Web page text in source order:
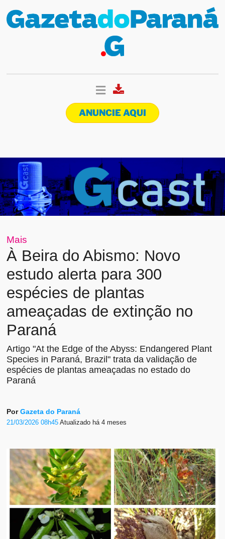
ANUNCIE AQUI
Mais
À Beira do Abismo: Novo
estudo alerta para 300
espécies de plantas
ameaçadas de extinção no
Paraná
Artigo "At the Edge of the Abyss: Endangered Plant
Species in Paraná, Brazil" trata da validação de
espécies de plantas ameaçadas no estado do
Paraná
PorGazeta do Paraná
21/03/2026 08h45Atualizado há 4 meses